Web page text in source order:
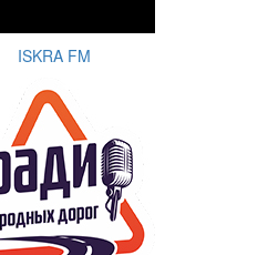
ISKRA FM